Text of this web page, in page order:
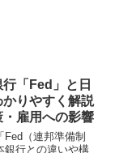
「Fed」と日
りやすく解説
・雇用への影響
Fed（連邦準備制
銀行との違いや構